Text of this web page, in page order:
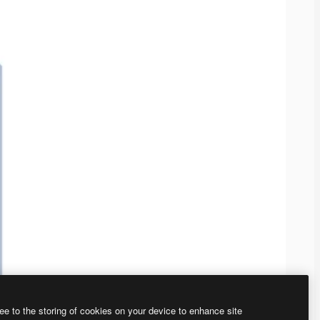
to the storing of cookies on your device to enhance site